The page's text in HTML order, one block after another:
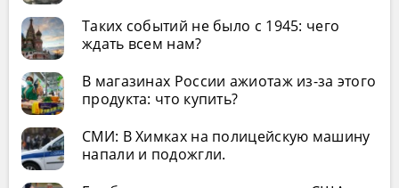
Таких событий не было с 1945: чего
ждать всем нам?
В магазинах России ажиотаж из-за этого
продукта: что купить?
СМИ: В Химках на полицейскую машину
напали и подожгли.